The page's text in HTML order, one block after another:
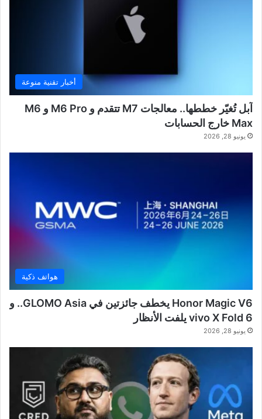
أخبار تقنية منوعة
آبل تُغيّر خططها.. معالجات M7 تتقدم و M6 Pro و M6
Max خارج الحسابات
يونيو 28, 2026
هواتف ذكية
Honor Magic V6 يخطف جائزتين في GLOMO Asia.. و
vivo X Fold 6 يلفت الأنظار
يونيو 28, 2026